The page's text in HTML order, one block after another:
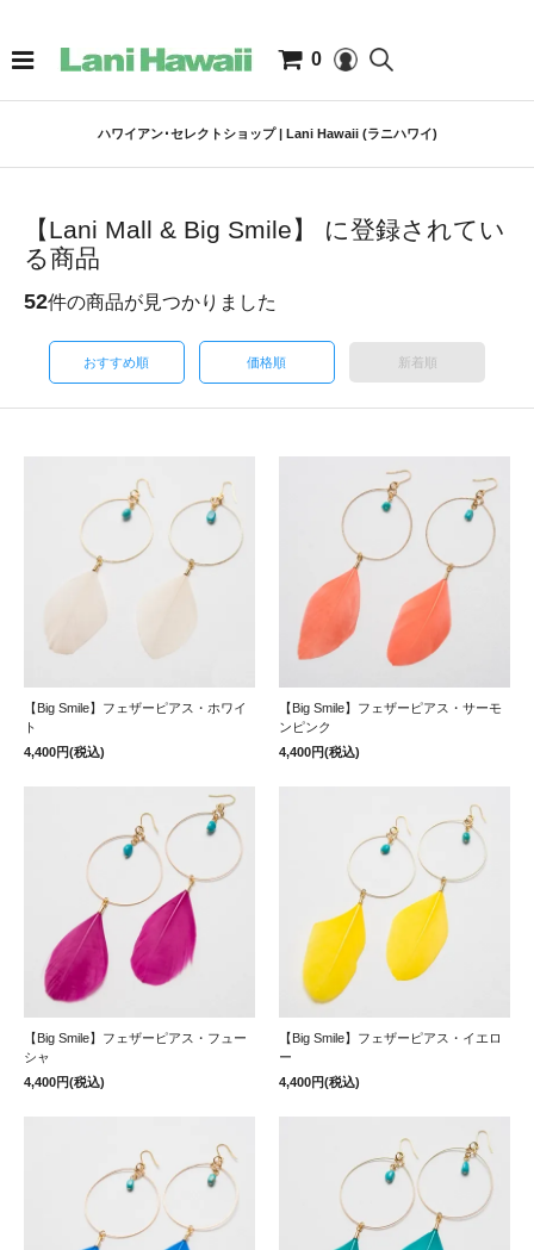
0
ハワイアン･セレクトショップ | Lani Hawaii (ラニハワイ)
【Lani Mall & Big Smile】 に登録されてい
る商品
52件の商品が見つかりました
おすすめ順 価格順 新着順
【Big Smile】フェザーピアス・ホワイ
ト
4,400円(税込)
【Big Smile】フェザーピアス・サーモ
ンピンク
4,400円(税込)
【Big Smile】フェザーピアス・フュー
シャ
4,400円(税込)
【Big Smile】フェザーピアス・イエロ
ー
4,400円(税込)